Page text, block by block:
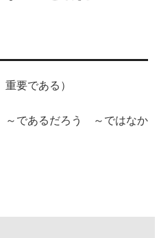
重要である）
であるだろう ～ではなか